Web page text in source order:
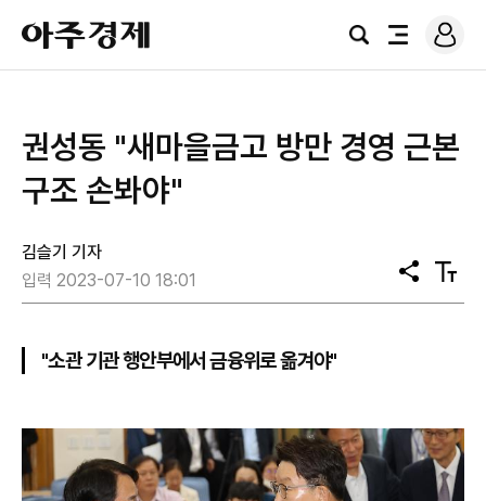
아
주
경
검
전
로
그
권성동 "새마을금고 방만 경영 근본
구조 손봐야"
김슬기 기자
입력 2023-07-10 18:01
공
유
텍
스
"소관 기관 행안부에서 금융위로 옮겨야"